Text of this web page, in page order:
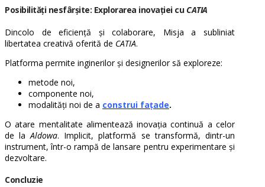
Posibilități nesfârșite: Explorarea inovației cuCATIA
Dincolo de eficiență și colaborare, Misja a subliniat
libertatea creativă oferită de CATIA.
Platforma permite inginerilor și designerilor să exploreze:
metode noi,
componente noi,
modalități noi de a construi fațade.
O atare mentalitate alimentează inovația continuă a celor
de laAldowa. Implicit, platformă se transformă, dintr-un
instrument, într-o rampă de lansare pentru experimentare și
dezvoltare.
Concluzie